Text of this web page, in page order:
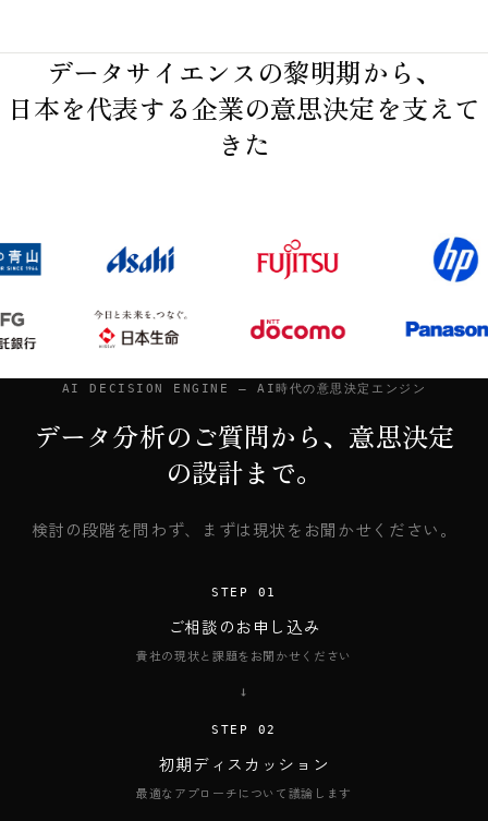
データサイエンスの黎明期から、
日本を代表する企業の意思決定を支えて
きた
AI DECISION ENGINE — AI時代の意思決定エンジン
データ分析のご質問から、意思決定
の設計まで。
検討の段階を問わず、まずは現状をお聞かせください。
STEP 01
ご相談のお申し込み
貴社の現状と課題をお聞かせください
→
STEP 02
初期ディスカッション
最適なアプローチについて議論します